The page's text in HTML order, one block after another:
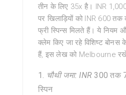
तीन के लिए 35x है। INR
पर खिलाड़ियों को INR 600
फ्री स्पिन्स मिलते हैं। ये नियम
क्लेम किए जा रहे विशिष्ट
हैं, इस लेख को Melbourne
चौथी जमा: INR 300 तक
स्पिन